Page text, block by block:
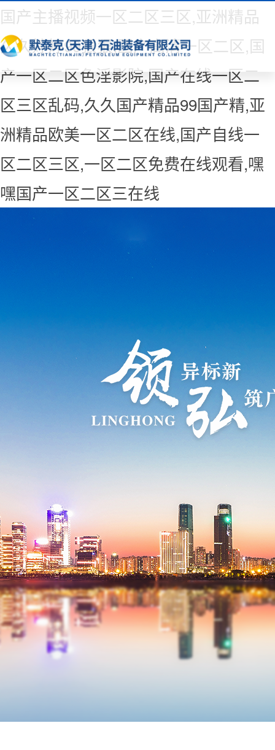
国产主播视频一区二区三区,亚洲精品
久久婷婷99狠狠,国产高清一区二区,国
产一区二区色淫影院,国产在线一区二
区三区乱码,久久国产精品99国产精,亚
洲精品欧美一区二区在线,国产自线一
区二区三区,一区二区免费在线观看,嘿
嘿国产一区二区三在线